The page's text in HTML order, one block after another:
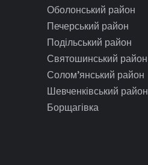
Оболонський район
Печерський район
Подільський район
Святошинський район
Солом’янський район
Шевченківський район
Борщагівка